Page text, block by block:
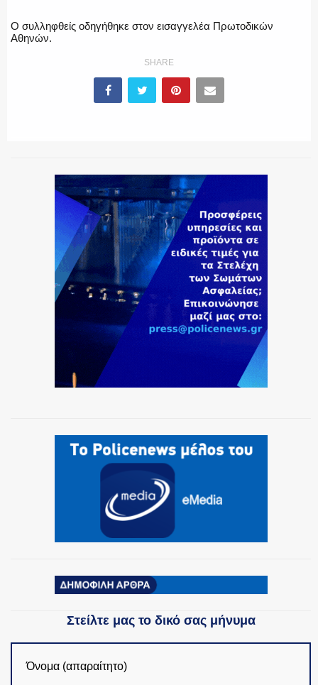
ΕΚΑΒ
ΑΣΤΥΝΟΜΙΚΟ ΡΕΠΟΡΤΑΖ
Η ΦΩΝΗ ΣΟΥ
ΟΠΛΑ/ΕΞΟΠΛΙΣΜΟΣ
Ο συλληφθείς οδηγήθηκε στον εισαγγελέα Πρωτοδικών
Αθηνών.
SHARE
Στείλτε μας το δικό σας μήνυμα
Όνομα (απαραίτητο)